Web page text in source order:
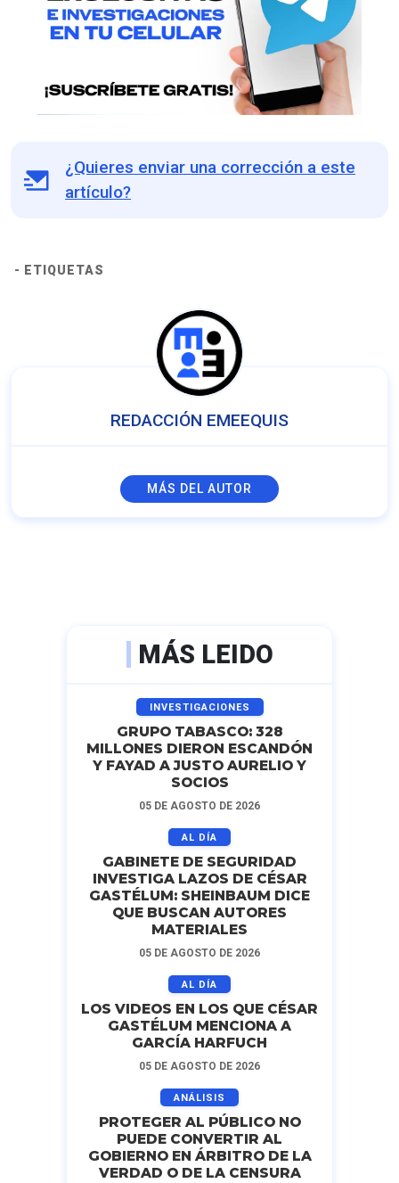
¿Quieres enviar una corrección a este
artículo?
- ETIQUETAS
REDACCIÓN EMEEQUIS
MÁS DEL AUTOR
MÁS LEIDO
INVESTIGACIONES
GRUPO TABASCO: 328
MILLONES DIERON ESCANDÓN
Y FAYAD A JUSTO AURELIO Y
SOCIOS
05 DE AGOSTO DE 2026
AL DÍA
GABINETE DE SEGURIDAD
INVESTIGA LAZOS DE CÉSAR
GASTÉLUM: SHEINBAUM DICE
QUE BUSCAN AUTORES
MATERIALES
05 DE AGOSTO DE 2026
AL DÍA
LOS VIDEOS EN LOS QUE CÉSAR
GASTÉLUM MENCIONA A
GARCÍA HARFUCH
05 DE AGOSTO DE 2026
ANÁLISIS
PROTEGER AL PÚBLICO NO
PUEDE CONVERTIR AL
GOBIERNO EN ÁRBITRO DE LA
VERDAD O DE LA CENSURA